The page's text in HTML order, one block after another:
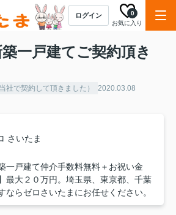
ログイン
お気に入り
0
一戸建てご契約頂き
社で契約して頂きました） 2020.03.08
さいたま
一戸建て仲介手数料無料＋お祝い金
最大２０万円。埼玉県、東京都、千葉
ならゼロさいたまにお任せください。